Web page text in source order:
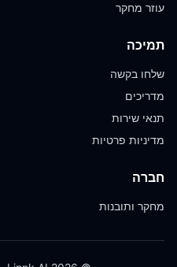
עוזר מחקר
תמיכה
שלחו בקשה
מדריכים
תנאי שירות
מדיניות פרטיות
חברה
מחקר ותובנות